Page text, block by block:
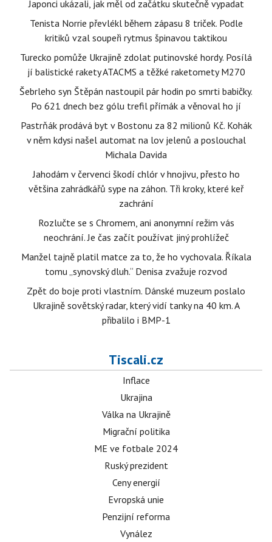
Japonci ukázali, jak měl od začátku skutečně vypadat
Tenista Norrie převlékl během zápasu 8 triček. Podle
kritiků vzal soupeři rytmus špinavou taktikou
Turecko pomůže Ukrajině zdolat putinovské hordy. Posílá
jí balistické rakety ATACMS a těžké raketomety M270
Šebrleho syn Štěpán nastoupil pár hodin po smrti babičky.
Po 621 dnech bez gólu trefil přímák a věnoval ho jí
Pastrňák prodává byt v Bostonu za 82 milionů Kč. Kohák
v něm kdysi našel automat na lov jelenů a poslouchal
Michala Davida
Jahodám v červenci škodí chlór v hnojivu, přesto ho
většina zahrádkářů sype na záhon. Tři kroky, které keř
zachrání
Rozlučte se s Chromem, ani anonymní režim vás
neochrání. Je čas začít používat jiný prohlížeč
Manžel tajně platil matce za to, že ho vychovala. Říkala
tomu „synovský dluh.“ Denisa zvažuje rozvod
Zpět do boje proti vlastním. Dánské muzeum poslalo
Ukrajině sovětský radar, který vidí tanky na 40 km. A
přibalilo i BMP-1
Tiscali.cz
Inflace
Ukrajina
Válka na Ukrajině
Migrační politika
ME ve fotbale 2024
Ruský prezident
Ceny energií
Evropská unie
Penzijní reforma
Vynález